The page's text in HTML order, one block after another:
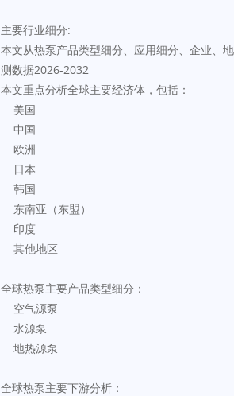
主要行业细分:
本文从热泵产品类型细分、应用细分、企业、
测数据2026-2032
本文重点分析全球主要经济体，包括：
    美国
    中国
    欧洲
    日本
    韩国
    东南亚（东盟）
    印度
    其他地区
全球热泵主要产品类型细分：
    空气源泵
    水源泵
    地热源泵
全球热泵主要下游分析：